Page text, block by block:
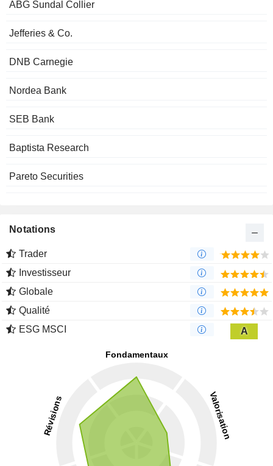
ABG Sundal Collier
Jefferies & Co.
DNB Carnegie
Nordea Bank
SEB Bank
Baptista Research
Pareto Securities
Notations
Trader
Investisseur
Globale
Qualité
ESG MSCI
A